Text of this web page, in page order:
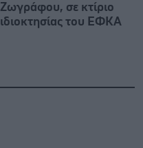
Ζωγράφου, σε κτίριο
ιδιοκτησίας του ΕΦΚΑ